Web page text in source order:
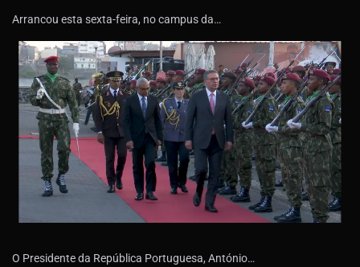
Arrancou esta sexta-feira, no campus da…
O Presidente da República Portuguesa, António…